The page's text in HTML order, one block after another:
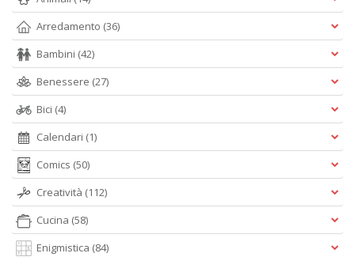
Arredamento (36)
Bambini (42)
Benessere (27)
Bici (4)
Calendari (1)
Comics (50)
Creatività (112)
Cucina (58)
Enigmistica (84)